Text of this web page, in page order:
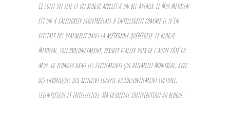
Ce sont un site et un blogue appelés à un bel avenir. Le Mur Mitoyen
est un « calendrier montréalais » intelligent comme il n’en
existait pas vraiment dans la métropole québécoise. Le Blogue
Mitoyen, son prolongement, permet d’aller voir de l’autre côté du
mur, de plonger dans les événements qui animent Montréal, avec
des chroniques qui rendent compte du foisonnement culturel,
scientifique et intellectuel. Ma deuxième contribution au blogue: